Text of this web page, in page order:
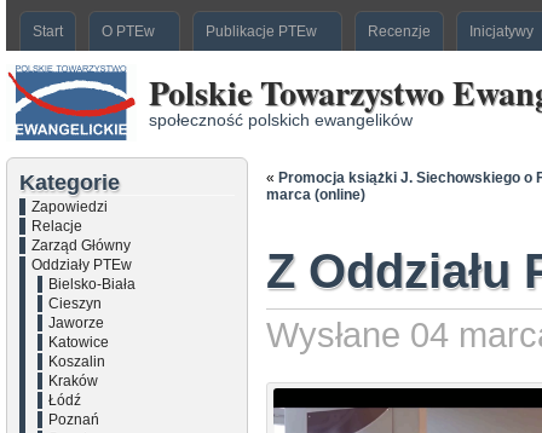
Start O PTEw Publikacje PTEw Recenzje Inicjatywy
Polskie Towarzystwo
społeczność polskich ewangelików
Kategorie
Zapowiedzi
Relacje
Zarząd Główny
Oddziały PTEw
Bielsko-Biała
Cieszyn
Jaworze
Katowice
Koszalin
Kraków
Łódź
Poznań
« Promocja książki J. Siechowskiego o
marca (online)
Z Oddziału
Wysłane 04